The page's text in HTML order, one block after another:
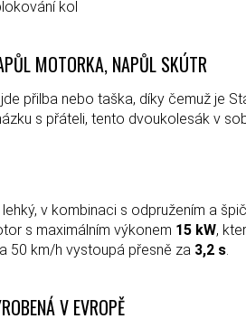
kol
MOTORKA, NAPŮL SKÚTR
přilba nebo taška, díky čemuž je
s přáteli, tento dvoukolesák v
v kombinaci s odpružením a
s maximálním výkonem 15 kW,
50 km/h vystoupá přesně za 3,2 s.
V EVROPĚ